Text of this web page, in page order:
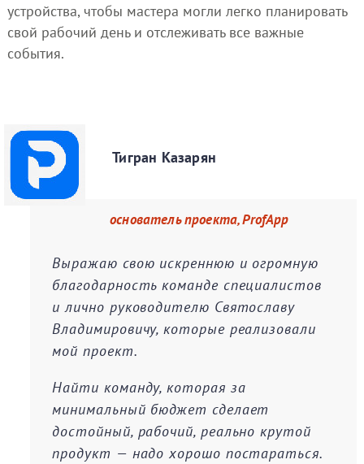
устройства, чтобы мастера могли легко планировать
свой рабочий день и отслеживать все важные
события.
Тигран Казарян
основатель проекта, ProfApp
Выражаю свою искреннюю и огромную
благодарность команде специалистов
и лично руководителю Святославу
Владимировичу, которые реализовали
мой проект.
Найти команду, которая за
минимальный бюджет сделает
достойный, рабочий, реально крутой
продукт — надо хорошо постараться.